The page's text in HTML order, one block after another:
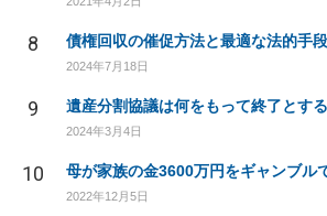
8 債権回収の催促方法と最適な法的手
2024年7月18日
9 遺産分割協議は何をもって終了とす
2024年3月4日
10
2022年12月5日